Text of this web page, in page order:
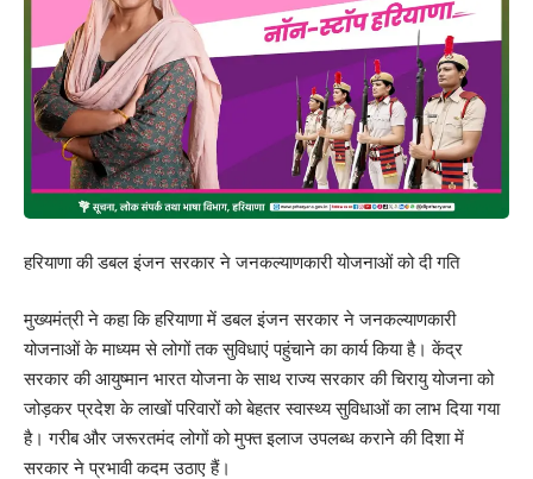
हरियाणा की डबल इंजन सरकार ने जनकल्याणकारी योजनाओं को दी गति
मुख्यमंत्री ने कहा कि हरियाणा में डबल इंजन सरकार ने जनकल्याणकारी
योजनाओं के माध्यम से लोगों तक सुविधाएं पहुंचाने का कार्य किया है। केंद्र
सरकार की आयुष्मान भारत योजना के साथ राज्य सरकार की चिरायु योजना को
जोड़कर प्रदेश के लाखों परिवारों को बेहतर स्वास्थ्य सुविधाओं का लाभ दिया गया
है। गरीब और जरूरतमंद लोगों को मुफ्त इलाज उपलब्ध कराने की दिशा में
सरकार ने प्रभावी कदम उठाए हैं।